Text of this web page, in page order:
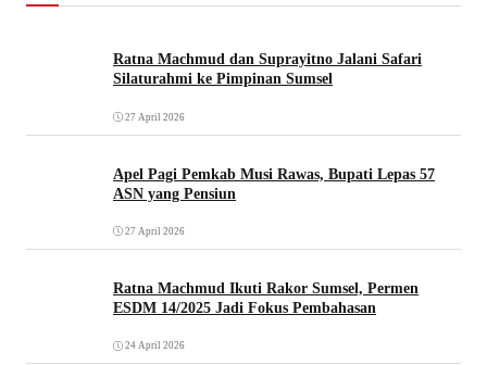
Ratna Machmud dan Suprayitno Jalani Safari
Silaturahmi ke Pimpinan Sumsel
27 April 2026
Apel Pagi Pemkab Musi Rawas, Bupati Lepas 57
ASN yang Pensiun
27 April 2026
Ratna Machmud Ikuti Rakor Sumsel, Permen
ESDM 14/2025 Jadi Fokus Pembahasan
24 April 2026